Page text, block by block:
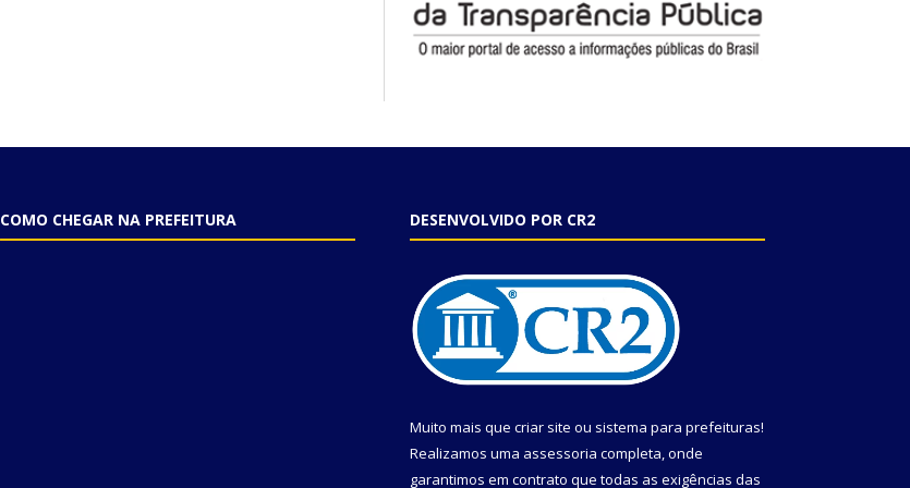
COMO CHEGAR NA PREFEITURA DESENVOLVIDO POR CR2
Muito mais que criar site ou sistema para prefeituras!
Realizamos uma assessoria completa, onde
garantimos em contrato que todas as exigências das